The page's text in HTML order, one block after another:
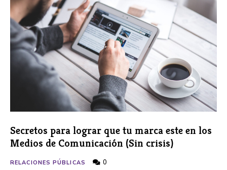
Secretos para lograr que tu marca este en los
Medios de Comunicación (Sin crisis)
RELACIONES PÚBLICAS 0